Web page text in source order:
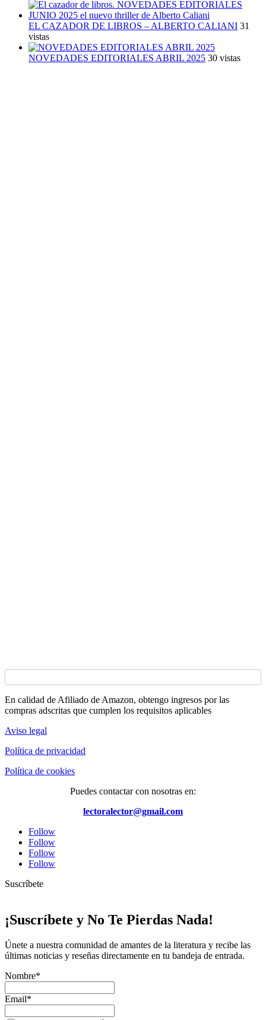
EL CAZADOR DE LIBROS – ALBERTO CALIANI 31
vistas
NOVEDADES EDITORIALES ABRIL 2025 30 vistas
En calidad de Afiliado de Amazon, obtengo ingresos por las
compras adscritas que cumplen los requisitos aplicables
Aviso legal
Política de privacidad
Política de cookies
Puedes contactar con nosotras en:
lectoralector@gmail.com
Follow
Follow
Follow
Follow
Suscríbete
¡Suscríbete y No Te Pierdas Nada!
Únete a nuestra comunidad de amantes de la literatura y recibe las
últimas noticias y reseñas directamente en tu bandeja de entrada.
Nombre*
Email*